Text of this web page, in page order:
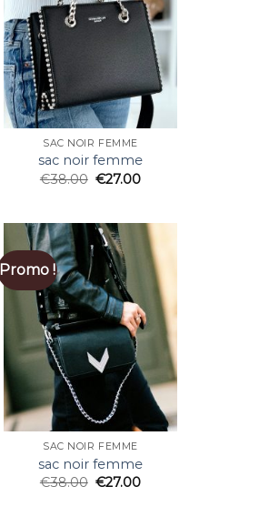
SAC NOIR FEMME
sac noir femme
€38.00 €27.00
Promo !
SAC NOIR FEMME
sac noir femme
€38.00 €27.00